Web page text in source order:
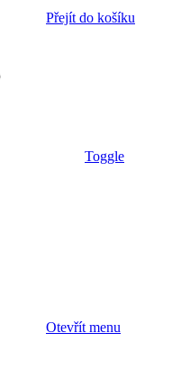
Přejít do košíku
Toggle
Otevřít menu